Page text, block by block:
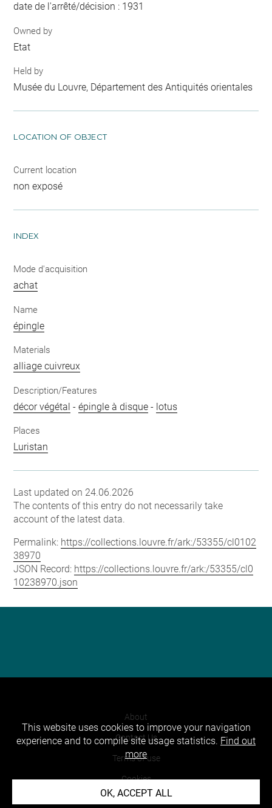
date de l'arrêté/décision : 1931
Owned by
Etat
Held by
Musée du Louvre, Département des Antiquités orientales
LOCATION OF OBJECT
Current location
non exposé
INDEX
Mode d'acquisition
achat
Name
épingle
Materials
alliage cuivreux
Description/Features
décor végétal -épingle à disque - lotus
Places
Luristan
Last updated on 24.06.2026
The contents of this entry do not necessarily take
account of the latest data.
Permalink: https://collections.louvre.fr/ark:/53355/cl0102
38970
JSON Record: https://collections.louvre.fr/ark:/53355/cl0
10238970.json
About
Contact Us
Terms of use
Cookies
Credits
This website uses cookies to improve your navigation
experience and to compile site usage statistics. Find out
more
OK, ACCEPT ALL